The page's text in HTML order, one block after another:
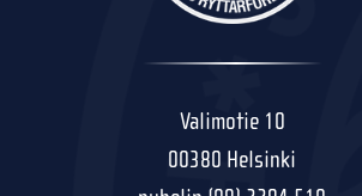
Valimotie 10
00380 Helsinki